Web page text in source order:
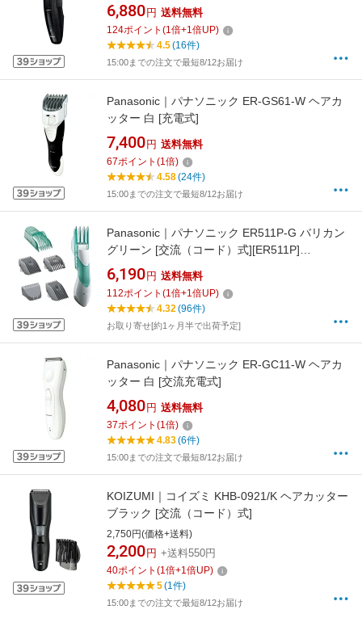
6,880 円 送料無料
124ポイント (1倍+1倍UP)
4.5(16件)
15:00までの注文で最短8/12お届け
Panasonic｜パナソニック ER-GS61-W ヘアカ
ッター 白 [充電式]
7,400 円 送料無料
67ポイント (1倍)
4.58(24件)
15:00までの注文で最短8/12お届け
Panasonic｜パナソニック ER511P-G バリカン
グリーン [交流（コード）式][ER511P]
【rb_beauty_cpn】
6,190 円 送料無料
112ポイント (1倍+1倍UP)
4.32(96件)
お取り寄せ[約1ヶ月半で出荷予定]
Panasonic｜パナソニック ER-GC11-W ヘアカ
ッター 白 [交流充電式]
4,080 円 送料無料
37ポイント (1倍)
4.83(6件)
15:00までの注文で最短8/12お届け
KOIZUMI｜コイズミ KHB-0921/K ヘアカッター
ブラック [交流（コード）式]
2,750円(価格+送料)
2,200 円 +送料550円
40ポイント (1倍+1倍UP)
5(1件)
15:00までの注文で最短8/12お届け